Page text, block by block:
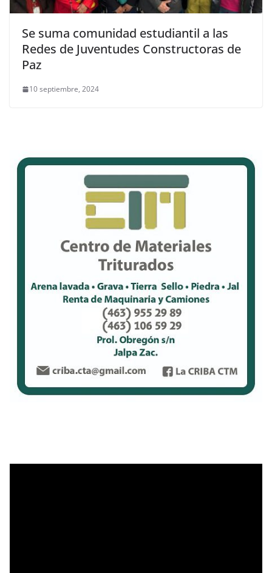
Se suma comunidad estudiantil a las
Redes de Juventudes Constructoras de
Paz
10 septiembre, 2024